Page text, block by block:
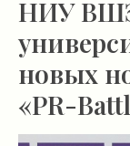
НИУ
новых
«PR-